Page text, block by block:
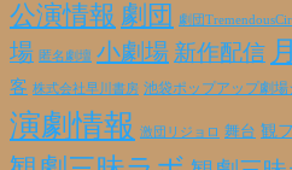
公演情報 劇団 劇団
場 匿名劇壇 小劇場 新作配信
客 株式会社早川書房 池袋ポップアップ劇場
演劇情報 激団リジョロ 舞台 観